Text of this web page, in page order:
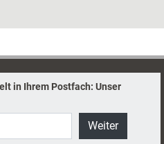
in Ihrem Postfach: Unser
Weiter